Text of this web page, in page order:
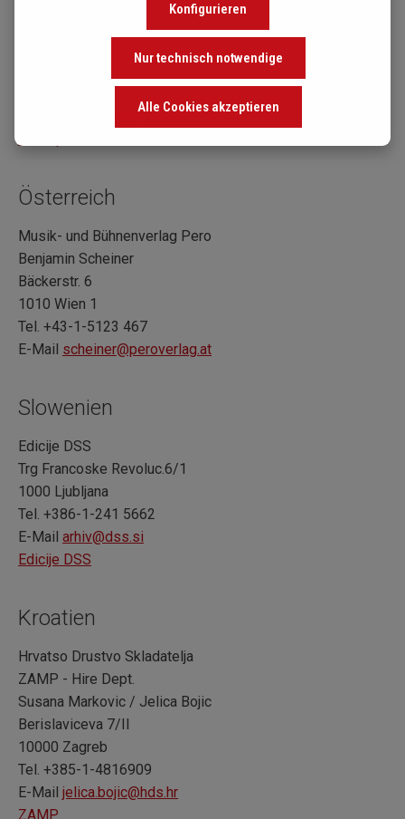
Oberdorfstrasse 9
leihmaterial@noten.ch
Österreich
Musik- und Bühnenverlag Pero
Benjamin Scheiner
Bäckerstr. 6
1010 Wien 1
Tel. +43-1-5123 467
E-Mail scheiner@peroverlag.at
Slowenien
Edicije DSS
Trg Francoske Revoluc.6/1
1000 Ljubljana
Tel. +386-1-241 5662
E-Mail arhiv@dss.si
Edicije DSS
Kroatien
Hrvatso Drustvo Skladatelja
ZAMP - Hire Dept.
Susana Markovic / Jelica Bojic
Berislaviceva 7/II
10000 Zagreb
Tel. +385-1-4816909
E-Mail jelica.bojic@hds.hr
ZAMP
Nur technisch notwendige
Konfigurieren
Alle Cookies akzeptieren